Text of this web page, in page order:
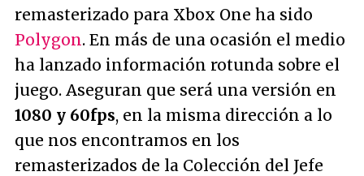
remasterizado para Xbox One ha sido
Polygon. En más de una ocasión el medio
ha lanzado información rotunda sobre el
juego. Aseguran que será una versión en
1080 y 60fps, en la misma dirección a lo
que nos encontramos en los
remasterizados de la Colección del Jefe